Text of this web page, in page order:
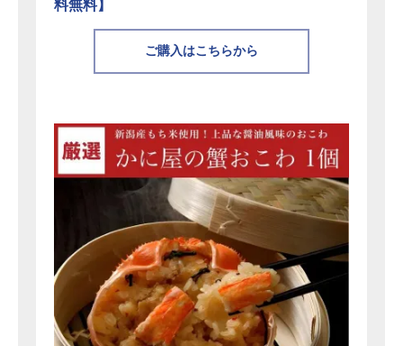
料無料】
ご購入はこちらから